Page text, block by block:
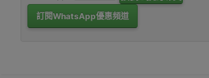
訂閱WhatsApp優惠頻道